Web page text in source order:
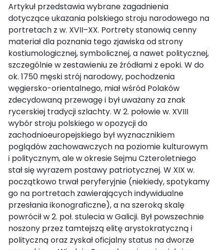
Artykuł przedstawia wybrane zagadnienia
dotyczące ukazania polskiego stroju narodowego na
portretach z w. XVII–XX. Portrety stanowią cenny
materiał dla poznania tego zjawiska od strony
kostiumologicznej, symbolicznej, a nawet politycznej,
szczególnie w zestawieniu ze źródłami z epoki. W do
ok. 1750 męski strój narodowy, pochodzenia
węgiersko-orientalnego, miał wśród Polaków
zdecydowaną przewagę i był uważany za znak
rycerskiej tradycji szlachty. W 2. połowie w. XVIII
wybór stroju polskiego w opozycji do
zachodnioeuropejskiego był wyznacznikiem
poglądów zachowawczych na poziomie kulturowym
i politycznym, ale w okresie Sejmu Czteroletniego
stał się wyrazem postawy patriotycznej. W XIX w.
początkowo trwał peryferyjnie (niekiedy, spotykamy
go na portretach zawierających indywidualne
przesłania ikonograficzne), a na szeroką skalę
powrócił w 2. poł. stulecia w Galicji. Był powszechnie
noszony przez tamtejszą elitę arystokratyczną i
polityczną oraz zyskał oficjalny status na dworze